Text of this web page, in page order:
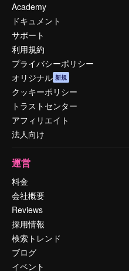
Academy
ドキュメント
サポート
利用規約
プライバシーポリシー
オリジナル 新規
クッキーポリシー
トラストセンター
アフィリエイト
法人向け
運営
料金
会社概要
Reviews
採用情報
検索トレンド
ブログ
イベント